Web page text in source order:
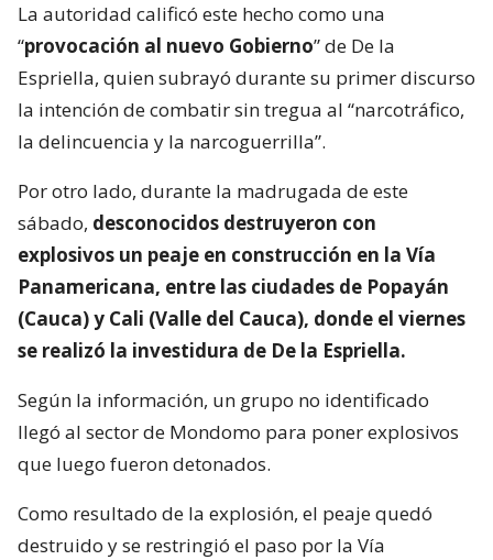
La autoridad calificó este hecho como una
“provocación al nuevo Gobierno” de De la
Espriella, quien subrayó durante su primer discurso
la intención de combatir sin tregua al “narcotráfico,
la delincuencia y la narcoguerrilla”.
Por otro lado, durante la madrugada de este
sábado, desconocidos destruyeron con
explosivos un peaje en construcción en la Vía
Panamericana, entre las ciudades de Popayán
(Cauca) y Cali (Valle del Cauca), donde el viernes
se realizó la investidura de De la Espriella.
Según la información, un grupo no identificado
llegó al sector de Mondomo para poner explosivos
que luego fueron detonados.
Como resultado de la explosión, el peaje quedó
destruido y se restringió el paso por la Vía